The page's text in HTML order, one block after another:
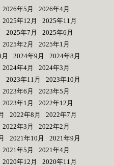
2026年5月
2026年4月
2025年12月
2025年11月
2025年7月
2025年6月
2025年2月
2025年1月
2024年9月
2024年8月
2024年4月
2024年3月
2023年11月
2023年10月
2023年6月
2023年5月
2023年1月
2022年12月
2022年8月
2022年7月
2022年3月
2022年2月
2021年10月
2021年9月
2021年5月
2021年4月
2020年12月
2020年11月